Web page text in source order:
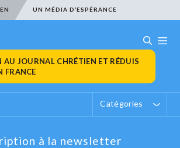
UN MÉDIA D’ESPÉRANCE
AU JOURNAL CHRÉTIEN ET RÉDUIS
FRANCE
Catégories
à la newsletter